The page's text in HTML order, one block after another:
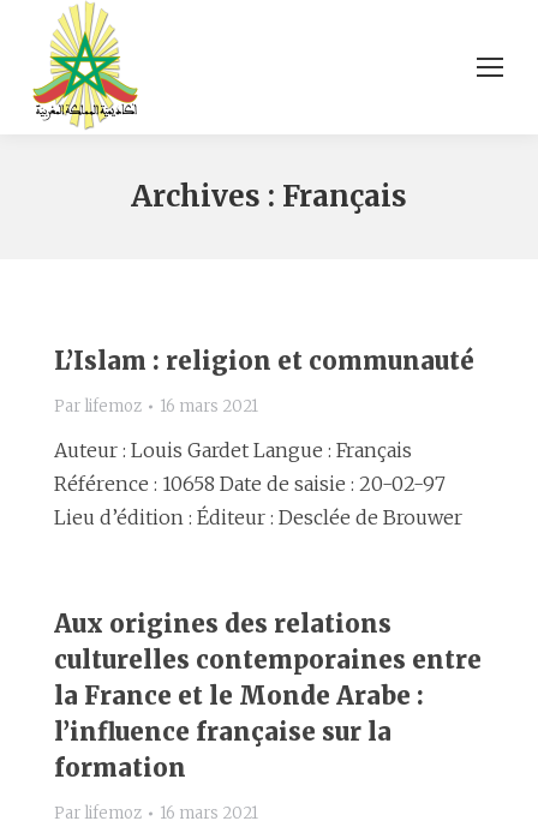
Archives : Français
L’Islam : religion et communauté
Par lifemoz 16 mars 2021
Auteur : Louis Gardet Langue : Français
Référence : 10658 Date de saisie : 20-02-97
Lieu d’édition : Éditeur : Desclée de Brouwer
Aux origines des relations
culturelles contemporaines entre
la France et le Monde Arabe :
l’influence française sur la
formation
Par lifemoz 16 mars 2021